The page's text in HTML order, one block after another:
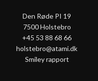
Den Røde PI 19
7500 Holstebro
+45 53 88 68 66
holstebro@atami.dk
Smiley rapport